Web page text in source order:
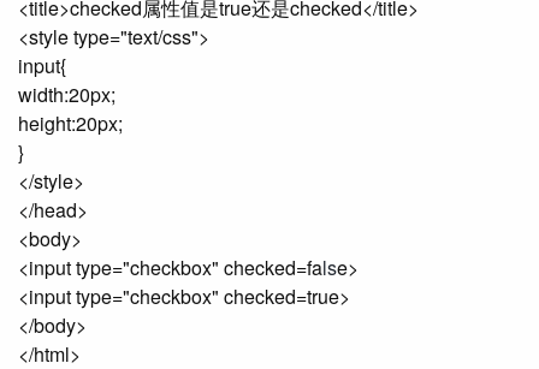
<title>checked属性值是true还是checked</title>
<style type="text/css">
input{
width:20px;
height:20px;
}
</style>
</head>
<body>
<input type="checkbox" checked=false>
<input type="checkbox" checked=true>
</body>
</html>